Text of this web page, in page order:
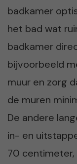
badkamer
het bad wat
badkamer
bijvoorbeeld
muur en zorg
de muren
De andere
in- en
70 centimeter,